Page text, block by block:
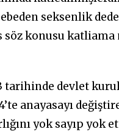
seksenlik
söz konusu katliama
tarihinde devlet
anayasayı
yok sayıp yok